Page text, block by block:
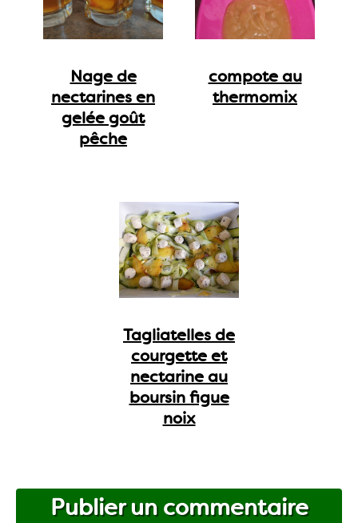
Nage de
nectarines en
gelée goût
pêche
compote au
thermomix
Tagliatelles de
courgette et
nectarine au
boursin figue
noix
Publier un commentaire